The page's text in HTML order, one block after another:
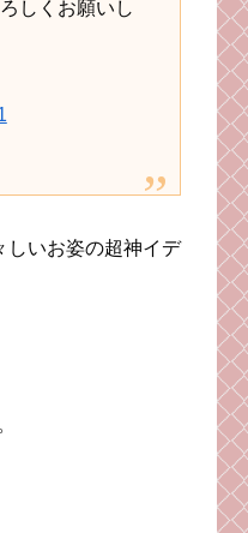
しくお願いし
しいお姿の超神イデ